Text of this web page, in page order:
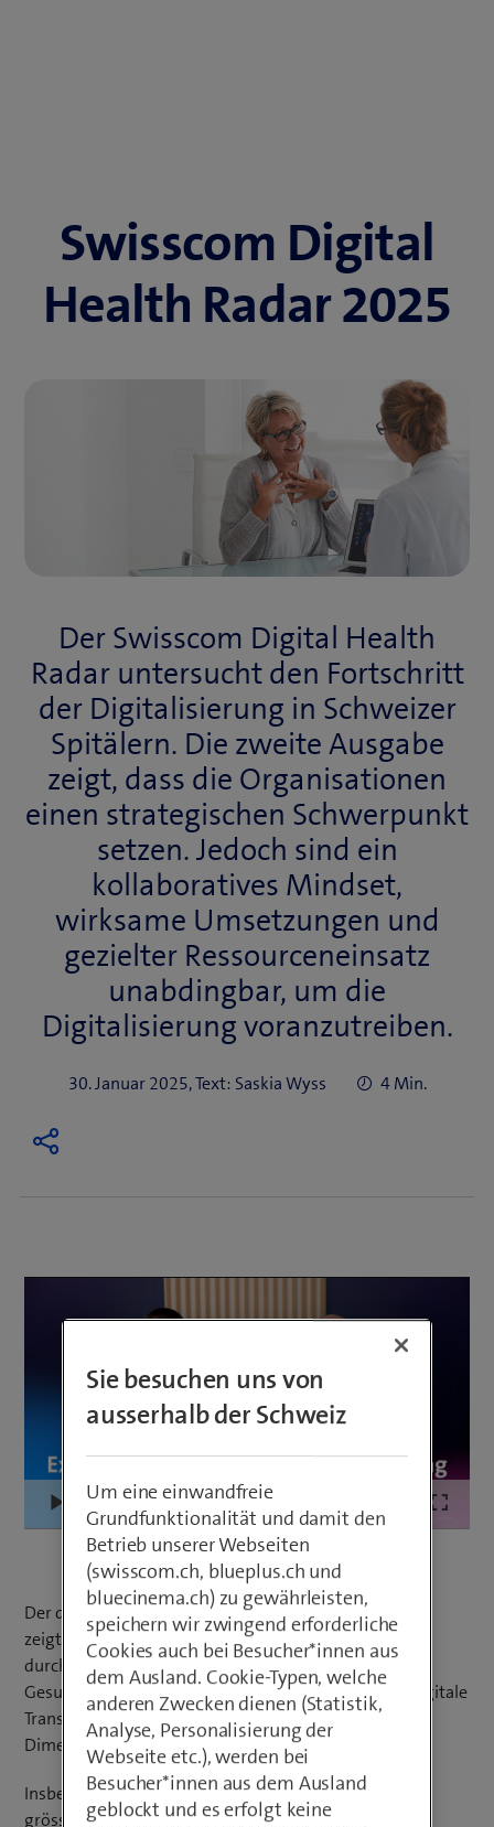
Swisscom Digital
Health Radar 2025
Der Swisscom Digital Health
Radar untersucht den Fortschritt
der Digitalisierung in Schweizer
Spitälern. Die zweite Ausgabe
zeigt, dass die Organisationen
einen strategischen Schwerpunkt
setzen. Jedoch sind ein
kollaboratives Mindset,
wirksame Umsetzungen und
gezielter Ressourceneinsatz
unabdingbar, um die
Digitalisierung voranzutreiben.
30. Januar 2025, Text: Saskia Wyss 4 Min.
Play Mute Loaded
2.52%
Picture-
in-
Der diesjährige Swisscom Digital Health Radar (SDHR)
zeigt ähnlich wie die letztjährige Publikation ein
durchzogenes Bild des Digitalisierungsfortschrittes in
Gesundheitsinstitutionen der Deutschschweiz. Die digitale
Transformation wurde erneut anhand von acht
Dimensionen untersucht.
Insbesondere die Dimensionen mit dem momentan
grössten Digitalisierungspotenzial zeigen geringe
Sie besuchen uns von
ausserhalb der Schweiz
Um eine einwandfreie
Grundfunktionalität und damit den
Betrieb unserer Webseiten
(swisscom.ch, blueplus.ch und
bluecinema.ch) zu gewährleisten,
speichern wir zwingend erforderliche
Cookies auch bei Besucher*innen aus
dem Ausland. Cookie-Typen, welche
anderen Zwecken dienen (Statistik,
Analyse, Personalisierung der
Webseite etc.), werden bei
Besucher*innen aus dem Ausland
geblockt und es erfolgt keine